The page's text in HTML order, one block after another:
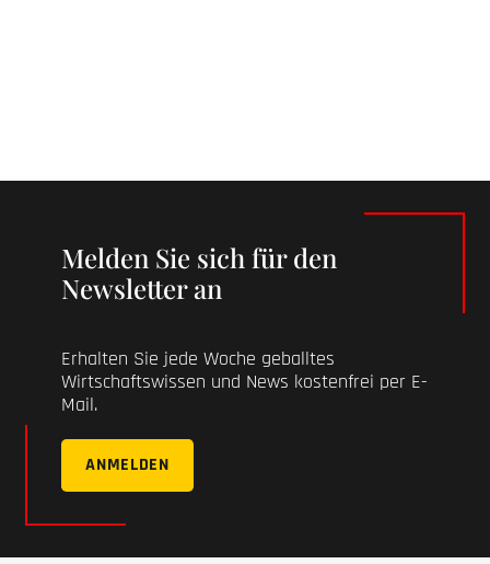
Melden Sie sich für den
Newsletter an
Erhalten Sie jede Woche geballtes
Wirtschaftswissen und News kostenfrei per E-
Mail.
ANMELDEN